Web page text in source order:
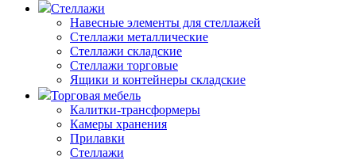
Стеллажи
Навесные элементы для стеллажей
Стеллажи металлические
Стеллажи складские
Стеллажи торговые
Ящики и контейнеры складские
Торговая мебель
Калитки-трансформеры
Камеры хранения
Прилавки
Стеллажи